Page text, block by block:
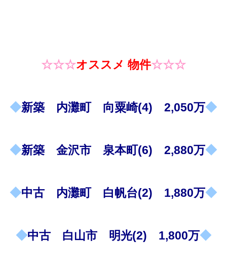
☆☆☆オススメ 物件☆☆☆
◆新築 内灘町 向粟崎(4) 2,050万◆
◆新築 金沢市 泉本町(6) 2,880万◆
◆中古 内灘町 白帆台(2) 1,880万◆
◆中古 白山市 明光(2) 1,800万◆